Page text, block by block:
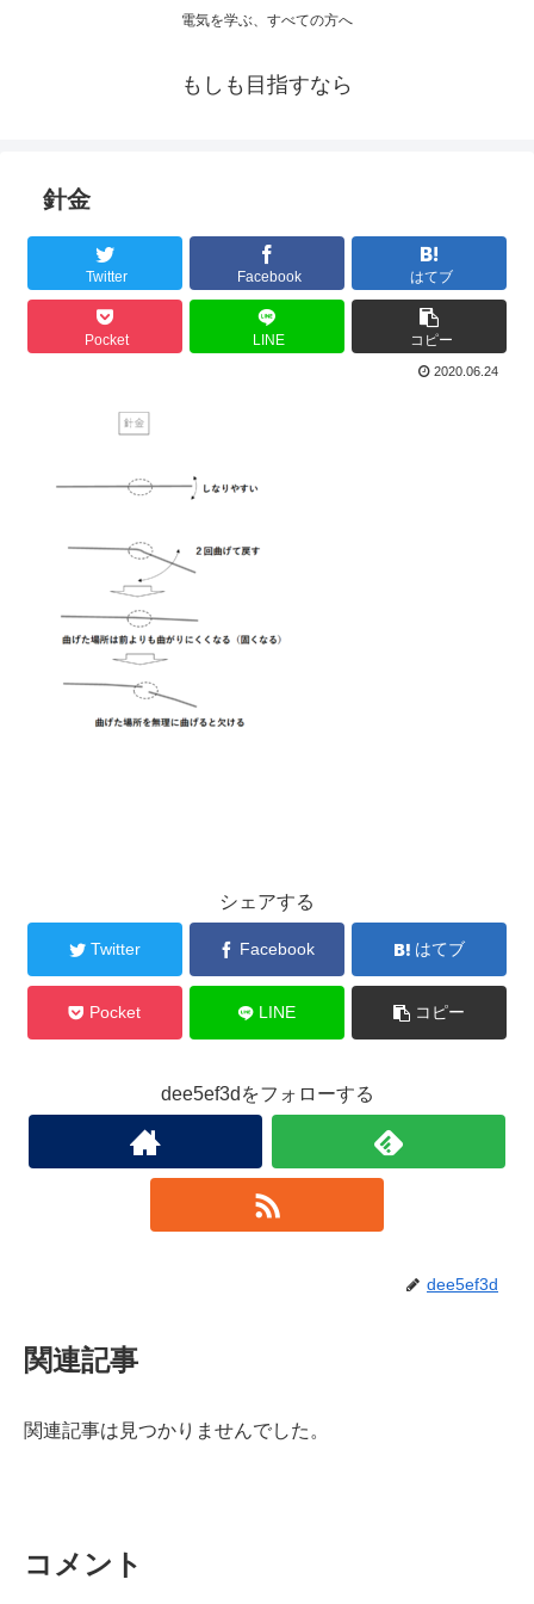
電気を学ぶ、すべての方へ
もしも目指すなら
針金
Twitter Facebook はてブ
Pocket LINE コピー
2020.06.24
シェアする
Twitter Facebook はてブ
Pocket LINE コピー
dee5ef3dをフォローする
dee5ef3d
関連記事
関連記事は見つかりませんでした。
コメント